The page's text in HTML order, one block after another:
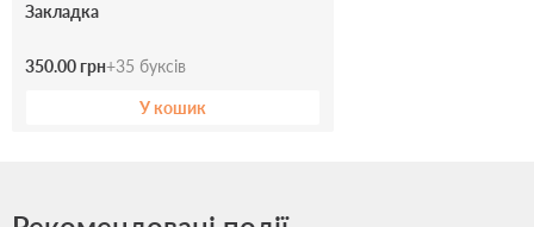
Закладка
350.00 грн+35 буксів
У кошик